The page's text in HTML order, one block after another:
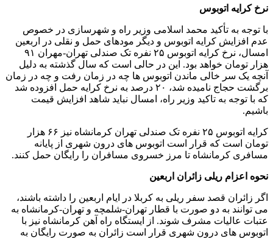
نرخ کرایه اتوبوس
با توجه به تأکید محمد اسلامی وزیر راه و شهرسازی در خصوص
عدم افزایش کرایه اتوبوس و دیگر مودهای حمل و نقلی در اربعین
امسال، نرخ کرایه اتوبوس ۲۵ نفره تک صندلی تهران-مهران ۹۱
هزار تومان خواهد بود. این در حالی است که سال گذشته به دلیل
آنچه یک سر خالی ماندن اتوبوس ها چه در زمان رفت و چه در زمان
برگشت حجاج نامیده شد، ۲۰ درصد به نرخ کرایه حمل افزوده شد
که با توجه به تاکید وزیر راه، امسال نباید شاهد افزایش قیمت
باشیم.
کرایه اتوبوس ۲۵ نفره تک صندلی تهران کرمانشاه نیز ۶۶ هزار
تومان است که قرار است اتوبوس های درون شهری از پایانه
مسافری کرمانشاه تا مرز خسروی مسافران را رایگان حمل کنند.
نحوه اعزام ریلی زائران اربعین
اگر زائران قصد سفر ریلی به کربلا در ایام اربعین را داشته باشند،
می توانند به دو صورت با قطار تهران-شلمچه و تهران-کرمانشاه به
عتبات عالیات مشرف شوند. از ایستگاه راه آهن کرمانشاه نیز با
اتوبوس های درون شهری قرار است زائران به صورت رایگان به